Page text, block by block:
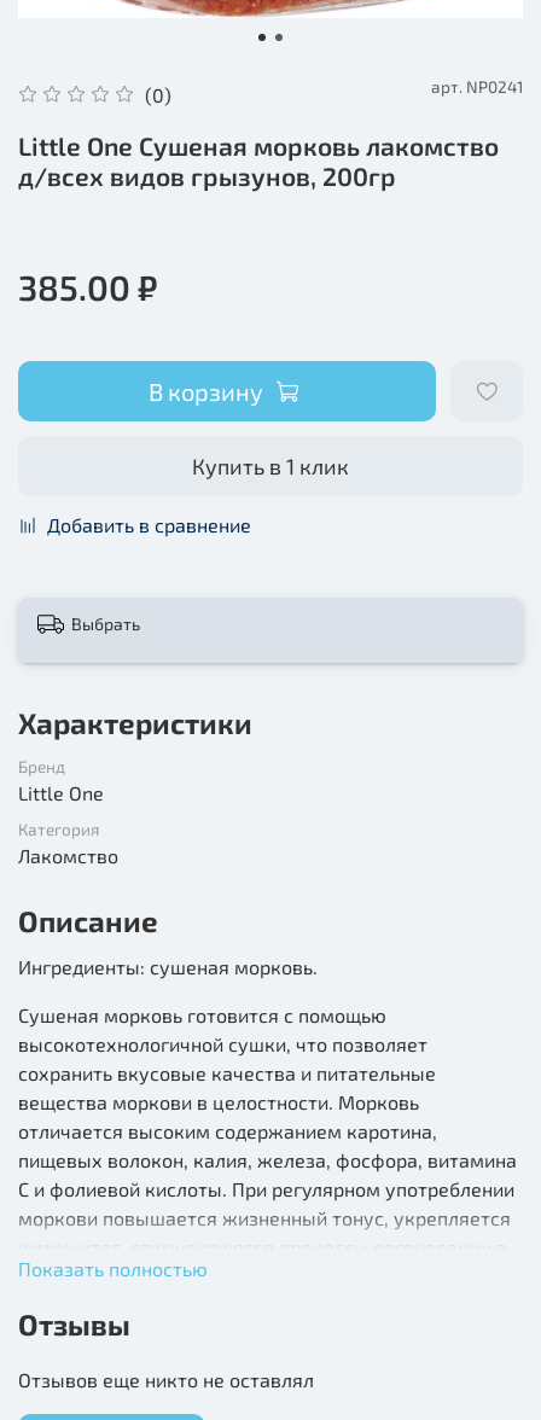
(0) арт. NP0241
Little One Сушеная морковь лакомство
д/всех видов грызунов, 200гр
385.00 ₽
В корзину
Купить в 1 клик
Добавить в сравнение
Выбрать
Характеристики
Бренд
Little One
Категория
Лакомство
Описание
Ингредиенты: сушеная морковь.
Сушеная морковь готовится с помощью
высокотехнологичной сушки, что позволяет
сохранить вкусовые качества и питательные
вещества моркови в целостности. Морковь
отличается высоким содержанием каротина,
пищевых волокон, калия, железа, фосфора, витамина
С и фолиевой кислоты. При регулярном употреблении
моркови повышается жизненный тонус, укрепляется
организме.
Показать полностью
Отзывы
Отзывов еще никто не оставлял